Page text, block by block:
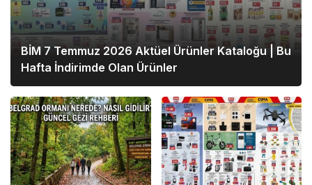
BİM 7 Temmuz 2026 Aktüel Ürünler Kataloğu | Bu
Hafta İndirimde Olan Ürünler